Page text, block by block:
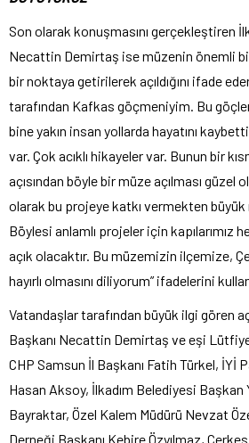
Son olarak konuşmasını gerçekleştiren
Necattin Demirtaş ise müzenin önemli
bir noktaya getirilerek açıldığını ifade
tarafından Kafkas göçmeniyim. Bu
bine yakın insan yollarda hayatını
var. Çok acıklı hikayeler var. Bunun bir
açısından böyle bir müze açılması güzel
olarak bu projeye katkı vermekten büyük
Böylesi anlamlı projeler için kapılarımız
açık olacaktır. Bu müzemizin ilçemize,
hayırlı olmasını diliyorum” ifadelerini
Vatandaşlar tarafından büyük ilgi gören
Başkanı Necattin Demirtaş ve eşi Lütfiye
CHP Samsun İl Başkanı Fatih Türkel, İYİ
Hasan Aksoy, İlkadım Belediyesi Başkan
Bayraktar, Özel Kalem Müdürü Nevzat
Derneği Başkanı Kebire Özyılmaz,